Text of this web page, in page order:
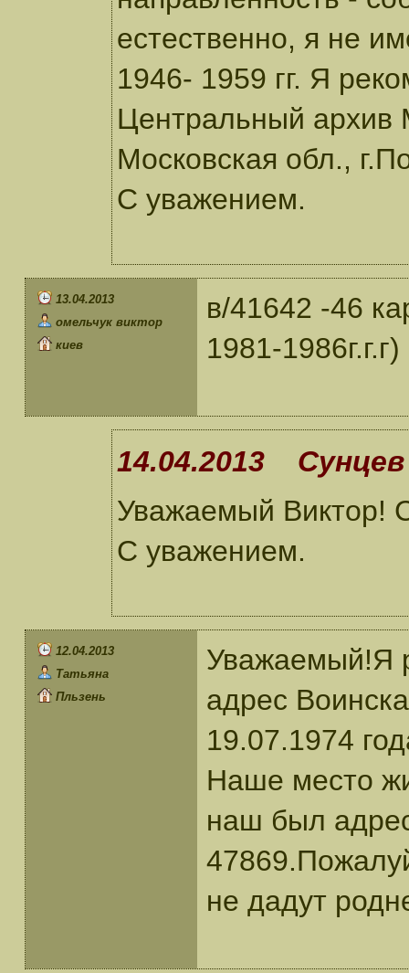
естественно, я не
1946- 1959 гг. Я
Центральный
Московская обл.,
С уважением.
13.04.2013
омельчук виктор
киев
в/41642 -46
1981-1986г.г.г)
14.04.2013
Уважаемый Виктор!
С уважением.
12.04.2013
Татьяна
Пльзень
Уважаемый!Я
адрес
19.07.1974
Наше место
наш был
не дадут